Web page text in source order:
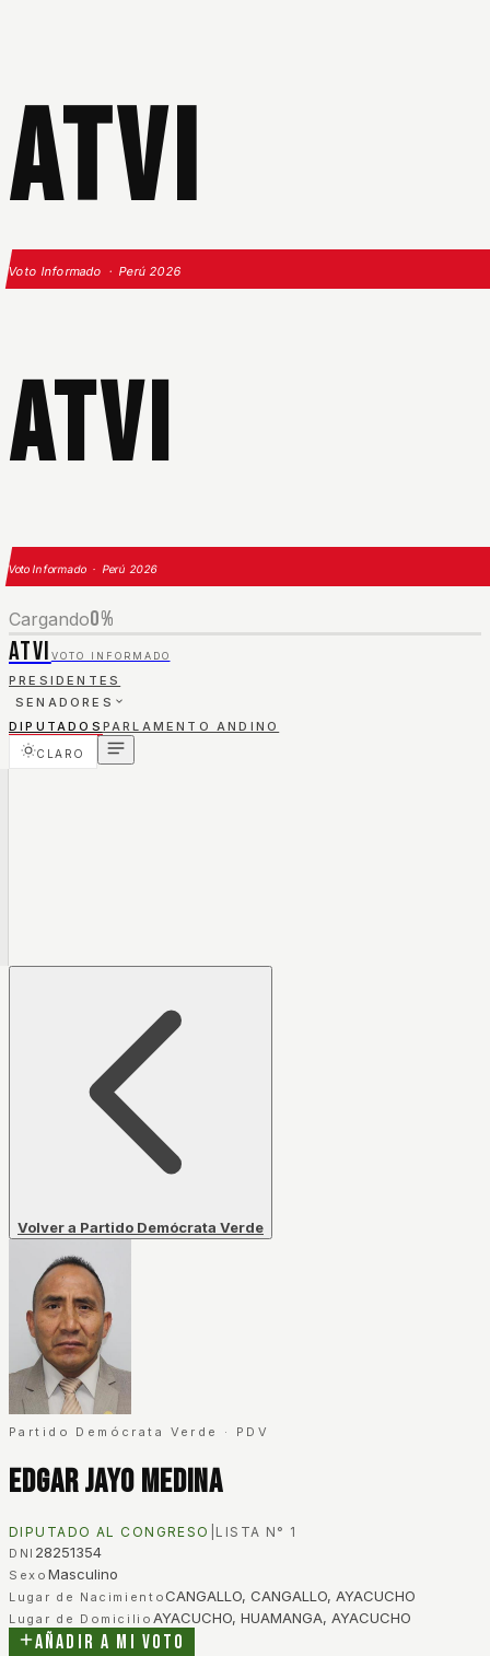
ATVI
Voto Informado · Perú 2026
ATVI
Voto Informado · Perú 2026
Cargando0%
ATVI VOTO INFORMADO
PRESIDENTES
SENADORES
DIPUTADOS PARLAMENTO ANDINO
CLARO
Volver a Partido Demócrata Verde
Partido Demócrata Verde · PDV
Edgar Jayo Medina
DIPUTADO AL CONGRESO LISTA N° 1
DNI 28251354
Sexo Masculino
Lugar de NacimientoCANGALLO, CANGALLO, AYACUCHO
Lugar de Domicilio AYACUCHO, HUAMANGA, AYACUCHO
Añadir a mi voto